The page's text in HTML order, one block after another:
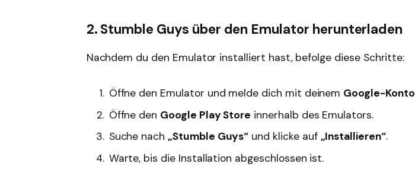
2. Stumble Guys über den Emulator herunterladen
Nachdem du den Emulator installiert hast, befolge diese Schritte:
Öffne den Emulator und melde dich mit deinem Google-Konto
Öffne den Google Play Store innerhalb des Emulators.
Suche nach „Stumble Guys“ und klicke auf „Installieren“.
Warte, bis die Installation abgeschlossen ist.